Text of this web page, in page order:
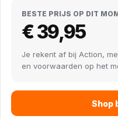
BESTE PRIJS OP DIT
€ 39,95
Je rekent af bij Action,
en voorwaarden op het
Shop